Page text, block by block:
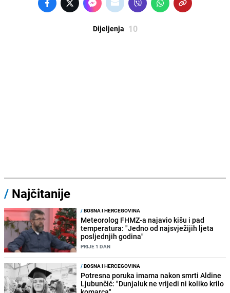
Dijeljenja 10
/ Najčitanije
/BOSNA I HERCEGOVINA
Meteorolog FHMZ-a najavio kišu i pad
temperatura: "Jedno od najsvježijih ljeta
posljednjih godina"
PRIJE 1 DAN
/BOSNA I HERCEGOVINA
Potresna poruka imama nakon smrti Aldine
Ljubunčić: "Dunjaluk ne vrijedi ni koliko krilo